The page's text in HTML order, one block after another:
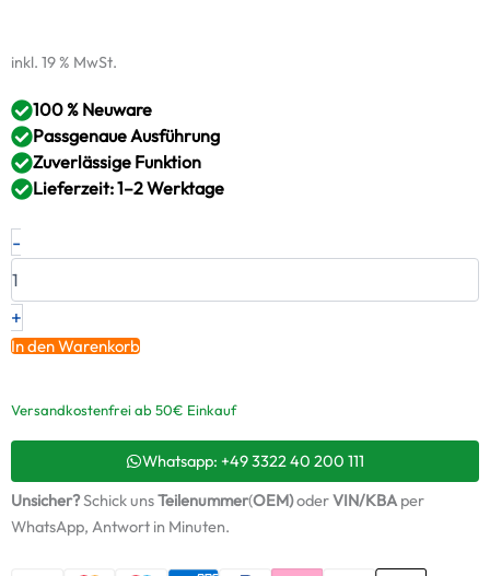
inkl. 19 % MwSt.
100 % Neuware
Passgenaue Ausführung
Zuverlässige Funktion
Lieferzeit: 1–2 Werktage
-
Neuer
Original
ALFA
ROMEO
2.0
/
+
Starter-
Keramiköl
+
In den Warenkorb
Versandkostenfrei ab 50€ Einkauf
Whatsapp: +49 3322 40 200 111
Unsicher?Schick unsTeilenummer(OEM)oderVIN/KBAper
WhatsApp, Antwort in Minuten.